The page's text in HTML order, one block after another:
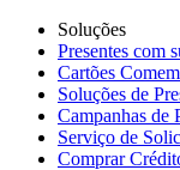
Soluções
Presentes com
Cartões
Soluções de
Campanhas de
Serviço de
Comprar